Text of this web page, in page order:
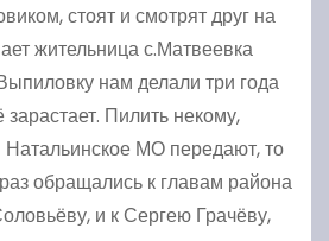
стоят и смотрят друг на
жительница с.Матвеевка
нам делали три года
зарастает. Пилить некому,
Натальинское МО передают, то
обращались к главам района
и к Сергею Грачёву,